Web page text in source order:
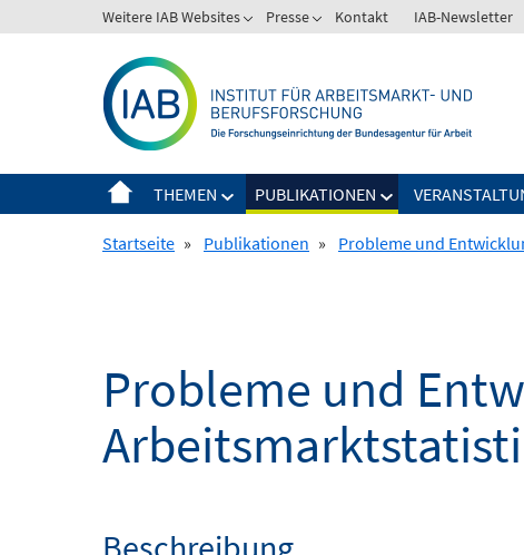
zum
Weitere IAB Websites Presse Kontakt IAB-Newsletter
THEMEN PUBLIKATIONEN
Startseite » Publikationen » Probleme und
Probleme und